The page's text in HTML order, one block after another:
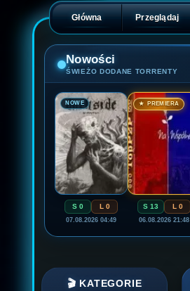
Główna Przeglądaj
Nowości
ŚWIEŻO DODANE TORRENTY
🎬NOWE
S 0 L 0
07.08.2026 04:49
🎬★ PREMIERA
S 13 L 0
06.08.2026 21:48
🎬 KATEGORIE